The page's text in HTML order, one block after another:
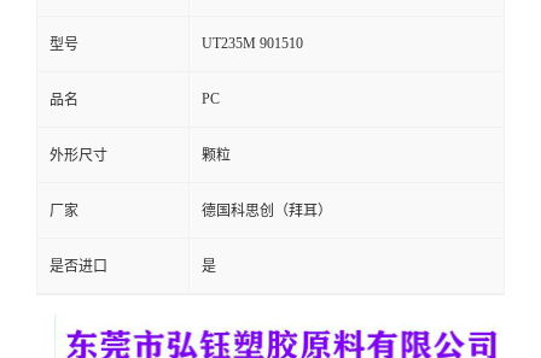
型号 UT235M 901510
品名 PC
外形尺寸 颗粒
厂家 德国科思创（拜耳）
是否进口 是